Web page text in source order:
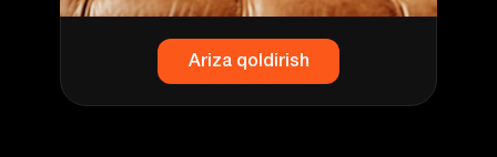
Ariza qoldirish